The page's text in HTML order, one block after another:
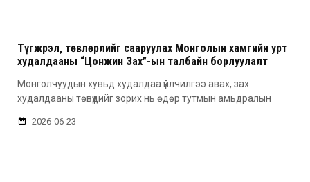
Түгжрэл, төвлөрлийг сааруулах Монголын хамгийн урт
худалдааны “Цонжин Зах”-ын талбайн борлуулалт
Монголчуудын хувьд худалдаа үйлчилгээ авах, зах
худалдааны төвүүдийг зорих нь өдөр тутмын амьдралын
2026-06-23